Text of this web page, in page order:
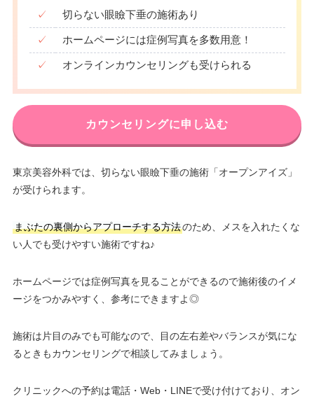
✓ 切らない眼瞼下垂の施術あり
✓ ホームページには症例写真を多数用意！
✓ オンラインカウンセリングも受けられる
カウンセリングに申し込む
東京美容外科では、切らない眼瞼下垂の施術「オープンアイズ」
が受けられます。
まぶたの裏側からアプローチする方法のため、メスを入れたくな
い人でも受けやすい施術ですね♪
ホームページでは症例写真を見ることができるので施術後のイメ
ージをつかみやすく、参考にできますよ◎
施術は片目のみでも可能なので、目の左右差やバランスが気にな
るときもカウンセリングで相談してみましょう。
クリニックへの予約は電話・Web・LINEで受け付けており、オン